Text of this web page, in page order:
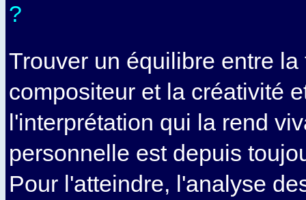
?
Trouver un équilibre entre
compositeur et la créativité
l'interprétation qui la rend
personnelle est depuis
Pour l'atteindre, l'analyse